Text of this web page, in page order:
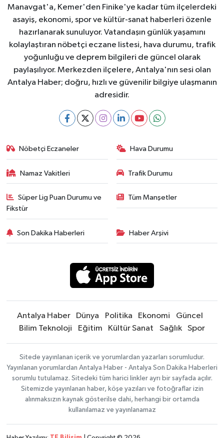
Manavgat'a, Kemer'den Finike'ye kadar tüm ilçelerdeki
asayiş, ekonomi, spor ve kültür-sanat haberleri özenle
hazırlanarak sunuluyor. Vatandaşın günlük yaşamını
kolaylaştıran nöbetçi eczane listesi, hava durumu, trafik
yoğunluğu ve deprem bilgileri de güncel olarak
paylaşılıyor. Merkezden ilçelere, Antalya'nın sesi olan
Antalya Haber; doğru, hızlı ve güvenilir bilgiye ulaşmanın
adresidir.
Nöbetçi Eczaneler Hava Durumu
Namaz Vakitleri Trafik Durumu
Süper Lig Puan Durumu ve
Fikstür
Tüm Manşetler
Son Dakika Haberleri Haber Arşivi
Antalya Haber Dünya Politika Ekonomi
Güncel
Bilim Teknoloji
Eğitim Kültür Sanat Sağlık Spor
Sitede yayınlanan içerik ve yorumlardan yazarları sorumludur.
Yayınlanan yorumlardan Antalya Haber - Antalya Son Dakika Haberleri
sorumlu tutulamaz. Sitedeki tüm harici linkler ayrı bir sayfada açılır.
Sitemizde yayınlanan haber, köşe yazıları ve fotoğraflar izin
alınmaksızın kaynak gösterilse dahi, herhangi bir ortamda
kullanılamaz ve yayınlanamaz